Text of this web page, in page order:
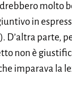
molto
in
). D’altra parte,
non è
imparava la